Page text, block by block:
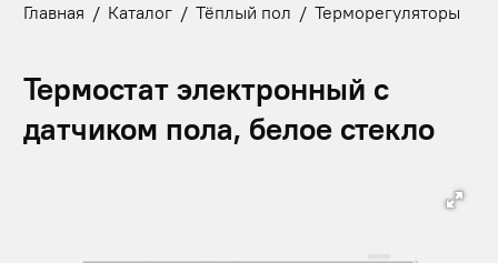
Главная / Каталог / Тёплый пол / Терморегуляторы
Термостат электронный с
датчиком пола, белое стекло